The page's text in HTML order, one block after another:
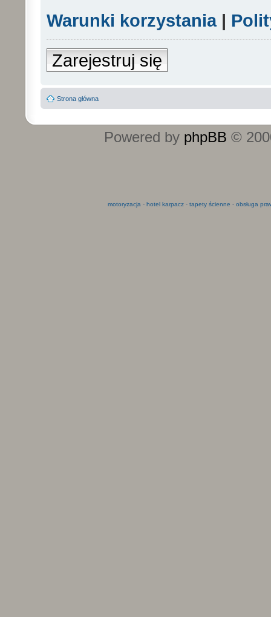
Warunki korzystania|
Zarejestruj się
Strona główna
Powered by phpBB ©
motoryzacja - hotel karpacz- tapety ścienne - obsługa